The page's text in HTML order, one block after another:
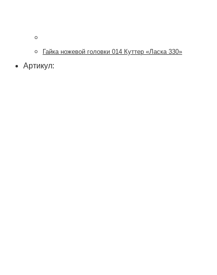
Гайка ножевой головки 014 Куттер «Ласка 330»
Артикул: